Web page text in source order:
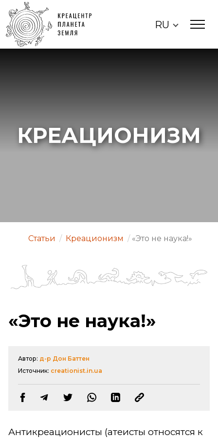
RU
КРЕАЦИОНИЗМ
Статьи / Креационизм / «Это не наука!»
«Это не наука!»
Автор: д-р Дон Баттен
Источник: creationist.in.ua
Антикреационисты (атеисты относятся к